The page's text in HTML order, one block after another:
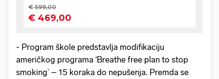
- Program škole predstavlja modifikaciju
američkog programa ‘Breathe free plan to stop
smoking’ – 15 koraka do nepušenja. Premda se